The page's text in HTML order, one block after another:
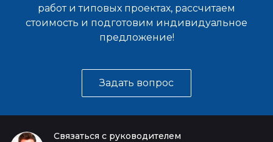
работ и типовых проектах, рассчитаем
стоимость и подготовим индивидуальное
предложение!
Задать вопрос
Связаться с руководителем